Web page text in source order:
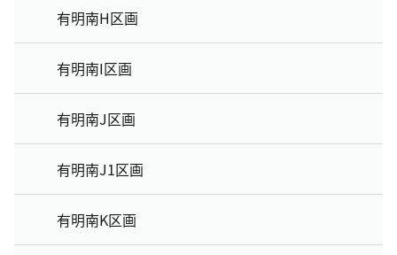
有明南H区画
有明南I区画
有明南J区画
有明南J1区画
有明南K区画